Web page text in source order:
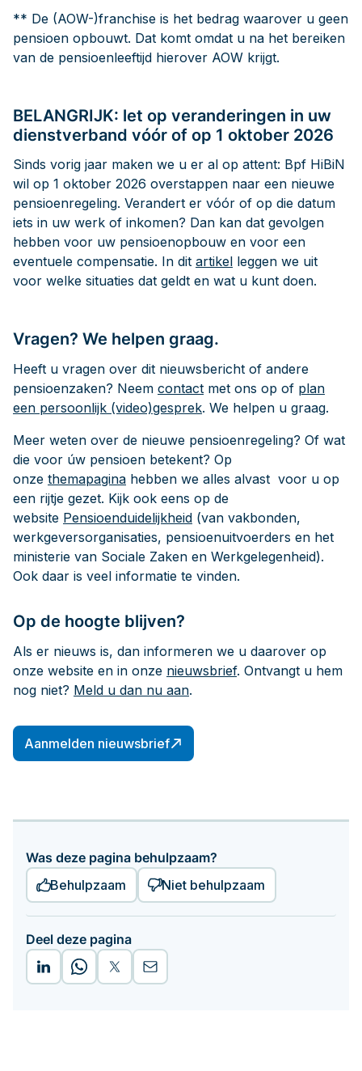
** De (AOW-)franchise is het bedrag waarover u geen
pensioen opbouwt. Dat komt omdat u na het bereiken
van de pensioenleeftijd hierover AOW krijgt.
BELANGRIJK: let op veranderingen in uw
dienstverband vóór of op 1 oktober 2026
Sinds vorig jaar maken we u er al op attent: Bpf HiBiN
wil op 1 oktober 2026 overstappen naar een nieuwe
pensioenregeling. Verandert er vóór of op die datum
iets in uw werk of inkomen? Dan kan dat gevolgen
hebben voor uw pensioenopbouw en voor een
eventuele compensatie. In dit artikel leggen we uit
voor welke situaties dat geldt en wat u kunt doen.
Vragen? We helpen graag.
Heeft u vragen over dit nieuwsbericht of andere
pensioenzaken? Neem contact met ons op of plan
een persoonlijk (video)gesprek. We helpen u graag.
Meer weten over de nieuwe pensioenregeling? Of wat
die voor úw pensioen betekent? Op
onze themapagina hebben we alles alvast voor u op
een rijtje gezet. Kijk ook eens op de
website Pensioenduidelijkheid (van vakbonden,
werkgeversorganisaties, pensioenuitvoerders en het
ministerie van Sociale Zaken en Werkgelegenheid).
Ook daar is veel informatie te vinden.
Op de hoogte blijven?
Als er nieuws is, dan informeren we u daarover op
onze website en in onze nieuwsbrief. Ontvangt u hem
nog niet? Meld u dan nu aan.
Aanmelden nieuwsbrief
Was deze pagina behulpzaam?
Behulpzaam
Niet behulpzaam
Deel deze pagina